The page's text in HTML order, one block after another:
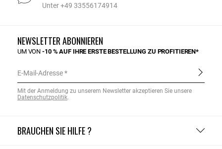
Unter +49 33556174914
BRAUCHEN SIE HILFE ?
NEWSLETTER ABONNIEREN
UM VON-10 % AUF IHRE ERSTE BESTELLUNG ZU PROFITIEREN*
E-Mail-Adresse
Mit der Anmeldung zu unserem Newsletter akzeptieren Sie unsere
Datenschutzpolitik.